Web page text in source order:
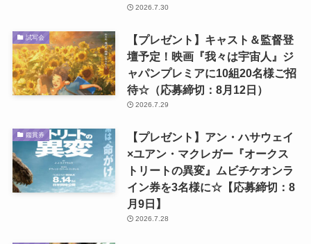
2026.7.30
試写会
【プレゼント】キャスト＆監督登
壇予定！映画『我々は宇宙人』ジ
ャパンプレミアに10組20名様ご招
待☆（応募締切：8月12日）
2026.7.29
鑑賞券
【プレゼント】アン・ハサウェイ
×ユアン・マクレガー『オークス
トリートの異変』ムビチケオンラ
イン券を3名様に☆【応募締切：8
月9日】
2026.7.28